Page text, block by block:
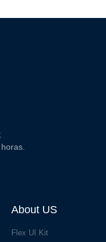
About US
Flex UI Kit